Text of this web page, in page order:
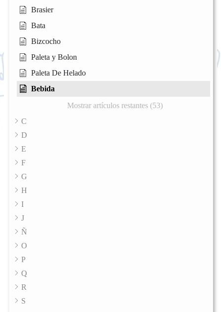
Brasier
Bata
Bizcocho
Paleta y Bolon
Paleta De Helado
Bebida
Mostrar artículos restantes (53)
C
D
E
F
G
H
I
J
Ñ
O
P
Q
R
S